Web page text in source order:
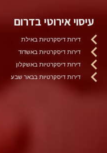
עיסוי אירוטי בדרום
דירות דיסקרטיות באילת
דירות דיסקרטיות באשדוד
דירות דיסקרטיות באשקלון
דירות דיסקרטיות בבאר שבע